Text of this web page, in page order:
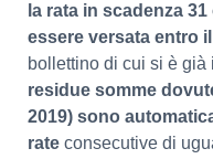
la rata in scadenza
essere versata entro
bollettino di cui si è già
residue somme
2019) sono
rate consecutive di